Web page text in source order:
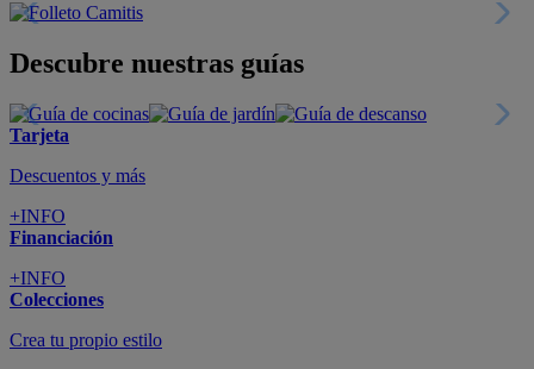
Descubre nuestras guías
Tarjeta
Descuentos y más
+INFO
Financiación
+INFO
Colecciones
Crea tu propio estilo